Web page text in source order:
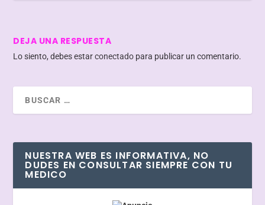
DEJA UNA RESPUESTA
Lo siento, debes estarconectado para publicar un comentario.
NUESTRA WEB ES INFORMATIVA, NO
DUDES EN CONSULTAR SIEMPRE CON TU
MEDICO